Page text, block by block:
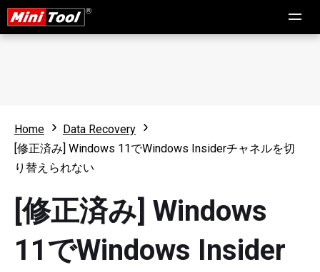
Home
Data Recovery
[修正済み] Windows 11でWindows Insiderチャネルを切
り替えられない
[修正済み] Windows
11でWindows Insider